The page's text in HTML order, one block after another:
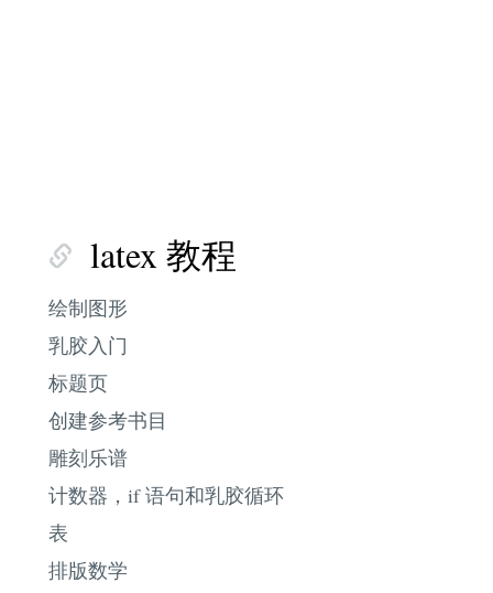
latex 教程
绘制图形
乳胶入门
标题页
创建参考书目
雕刻乐谱
计数器，if 语句和乳胶循环
表
排版数学